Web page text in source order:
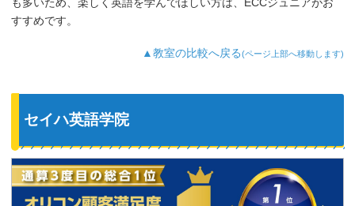
すすめです。
▲教室の比較へ戻る(ページ上部へ移動します)
セイハ英語学院